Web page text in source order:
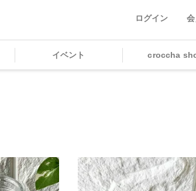
ログイン
イベント croccha